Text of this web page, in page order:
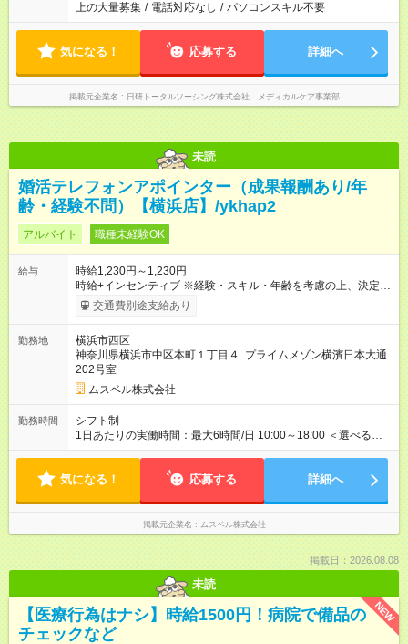
上の大量募集 / 電話対応なし / パソコンスキル不要
気になる！ 応募する 詳細へ
掲載元企業名 日研トータルソーシング株式会社 メディカルケア事業部
未読
婚活テレフォンアポインター（成果報酬あり/年
齢・経験不問）【横浜店】/ykhap2
アルバイト 職種未経験OK
給与
時給1,230円～1,230円
時給+インセンティブ ※経験・スキル・年齢を考慮の上、決定し
ます。 《成果に応じたインセンティブ支給例》 テレアポ未経
験、入社5ヶ月目の女性パートさんが、時給に加えて、月7万円
果・貢献に応じた報酬制度が導入されています。 ※試用期間は3
ヶ月で、その間は有期契約です。そのほかの条件に変更はあり
ません。 【試用期間】試用期間あり 試用期間の長さ：2ヶ月
※ 雇用形態と給与に、本採用時と異なる部分があります。 雇用
形態：中途採用（契約社員） 給与：本採用時と同じです。 ※試
用期間は2ヶ月で、その間は有期契約です。そのほかの条件に変
更はありません。 ※月所定労働時間が110時間未満の方は試用期
交通費別途支給あり
勤務地
横浜市西区
神奈川県横浜市中区本町１丁目４ プライムメゾン横濱日本大通
202号室
ムスベル株式会社
勤務時間
シフト制
1日あたりの実働時間：最大6時間/日 10:00～18:00 ＜選べるシ
フト＞ (1)10:00～16:00 (2)10:00～17:00 (3)10:00～18:00 ◎
（希望シフト制） ◎原則定時退社／残業はほとんどありませ
気になる！ 応募する 詳細へ
掲載元企業名 ムスベル株式会社
掲載日：2026.08.08
未読
NEW
【医療行為はナシ】時給1500円！病院で備品の
チェックなど